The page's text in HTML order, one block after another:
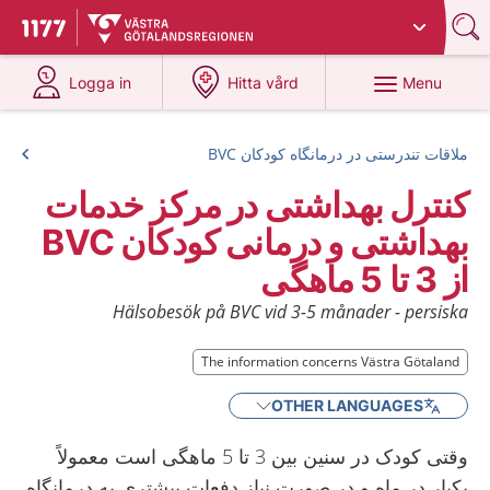
To start page for 1177
Du har valt region
Logga in
at 1177.se
Hitta vård
at 1177.se
Menu
ملاقات تندرستی در درمانگاه کودکان BVC
کنترل بهداشتی در مرکز خدمات
بهداشتی و درمانی کودکان BVC
از 3 تا 5 ماهگی
Hälsobesök på BVC vid 3-5 månader - persiska
The information concerns Västra Götaland
OTHER LANGUAGES
وقتی کودک در سنین بین 3 تا 5 ماهگی است معمولاً